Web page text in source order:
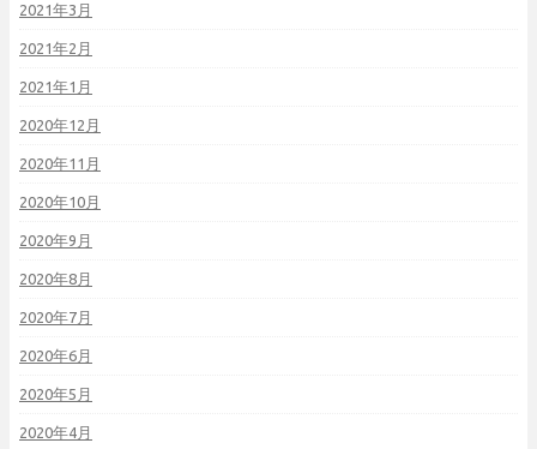
2021年3月
2021年2月
2021年1月
2020年12月
2020年11月
2020年10月
2020年9月
2020年8月
2020年7月
2020年6月
2020年5月
2020年4月